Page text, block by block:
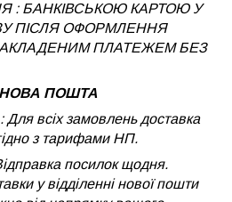
: БАНКІВСЬКОЮ КАРТОЮ У
ПІСЛЯ ОФОРМЛЕННЯ
ПЛАТЕЖЕМ БЕЗ
НОВА ПОШТА
всіх замовлень доставка
з тарифами НП.
посилок щодня.
у відділенні нової пошти